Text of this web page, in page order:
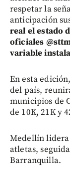
respetar la
anticipación
real el estado
oficiales
variable
En esta
del país,
municipios de
de 10K, 21K y
Medellín lidera
atletas,
Barranquilla.